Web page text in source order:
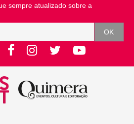
sempre atualizado sobre a